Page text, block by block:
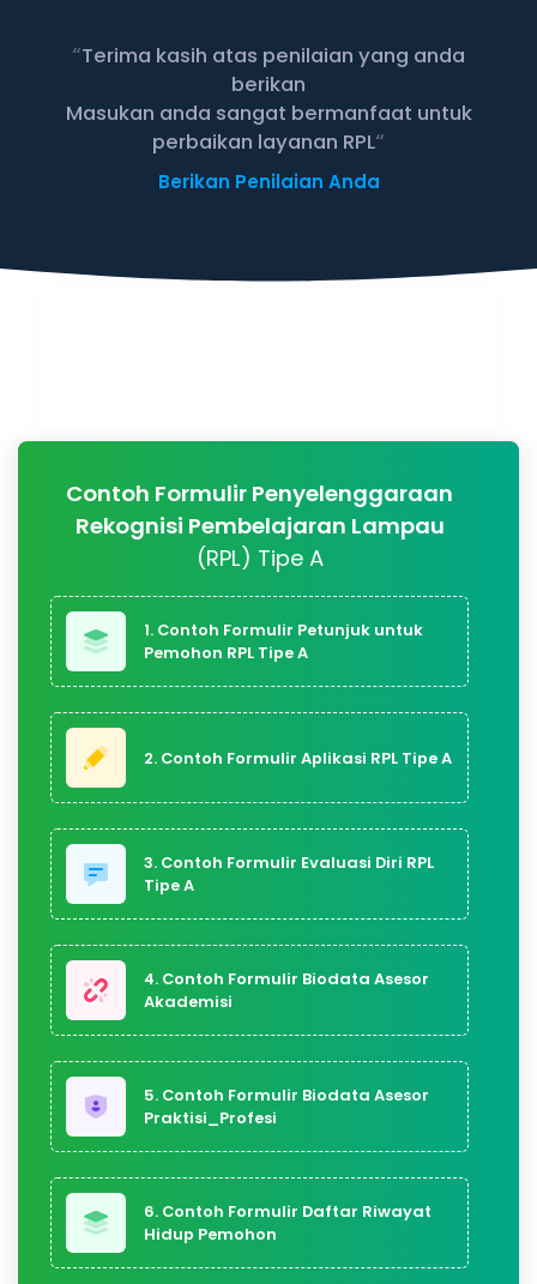
“Terima kasih atas penilaian yang anda
berikan
Masukan anda sangat bermanfaat untuk
perbaikan layanan RPL“
Berikan Penilaian Anda
Contoh Formulir Penyelenggaraan
Rekognisi Pembelajaran Lampau
(RPL) Tipe A
1. Contoh Formulir Petunjuk untuk
Pemohon RPL Tipe A
2. Contoh Formulir Aplikasi RPL Tipe A
3. Contoh Formulir Evaluasi Diri RPL
Tipe A
4. Contoh Formulir Biodata Asesor
Akademisi
5. Contoh Formulir Biodata Asesor
Praktisi_Profesi
6. Contoh Formulir Daftar Riwayat
Hidup Pemohon